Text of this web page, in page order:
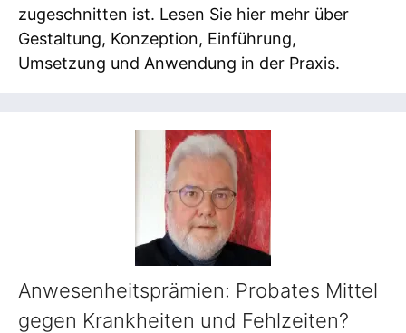
zugeschnitten ist. Lesen Sie hier mehr über
Gestaltung, Konzeption, Einführung,
Umsetzung und Anwendung in der Praxis.
Anwesenheitsprämien: Probates Mittel
gegen Krankheiten und Fehlzeiten?